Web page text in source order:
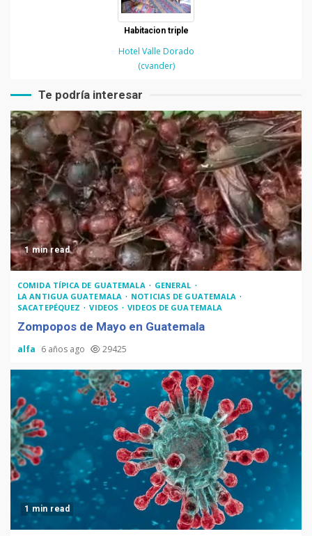
Habitacion triple
Hotel Valle Dorado
(cvander)
Te podría interesar
1 min read
COMIDA TÍPICA DE GUATEMALA
GENERAL
LA ANTIGUA GUATEMALA
NOTICIAS DE GUATEMALA
SACATEPÉQUEZ
VIDEOS VIDEOS DE GUATEMALA
Zompopos de Mayo en Guatemala
alfa 6 años ago 29425
1 min read